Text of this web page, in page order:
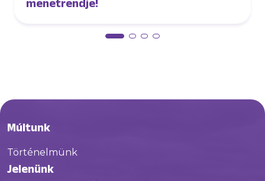
menetrendje!
Múltunk
Történelmünk
Jelenünk